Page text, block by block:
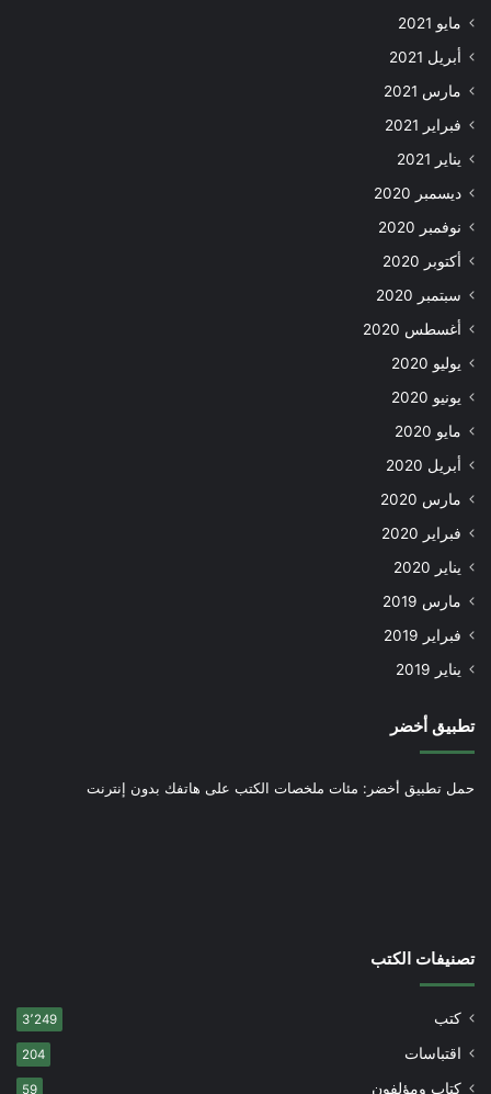
مايو 2021
أبريل 2021
مارس 2021
فبراير 2021
يناير 2021
ديسمبر 2020
نوفمبر 2020
أكتوبر 2020
سبتمبر 2020
أغسطس 2020
يوليو 2020
يونيو 2020
مايو 2020
أبريل 2020
مارس 2020
فبراير 2020
يناير 2020
مارس 2019
فبراير 2019
يناير 2019
تطبيق أخضر
حمل تطبيق أخضر: مئات ملخصات الكتب على هاتفك بدون إنترنت
تصنيفات الكتب
كتب 3٬249
اقتباسات 204
كتاب ومؤلفون 59